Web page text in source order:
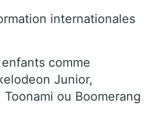
internationales
comme
Junior,
ou Boomerang